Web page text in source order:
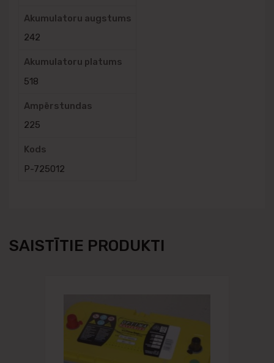
Akumulatoru augstums
242
Akumulatoru platums
518
Ampērstundas
225
Kods
P-725012
SAISTĪTIE PRODUKTI